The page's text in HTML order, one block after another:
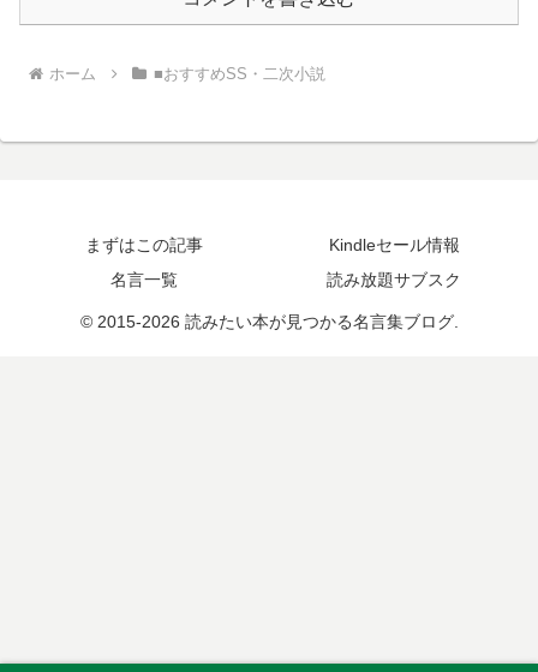
ホーム ■おすすめSS・二次小説
まずはこの記事
Kindleセール情報
名言一覧
読み放題サブスク
© 2015-2026 読みたい本が見つかる名言集ブログ.